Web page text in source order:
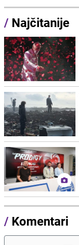
/ Najčitanije
/ Komentari